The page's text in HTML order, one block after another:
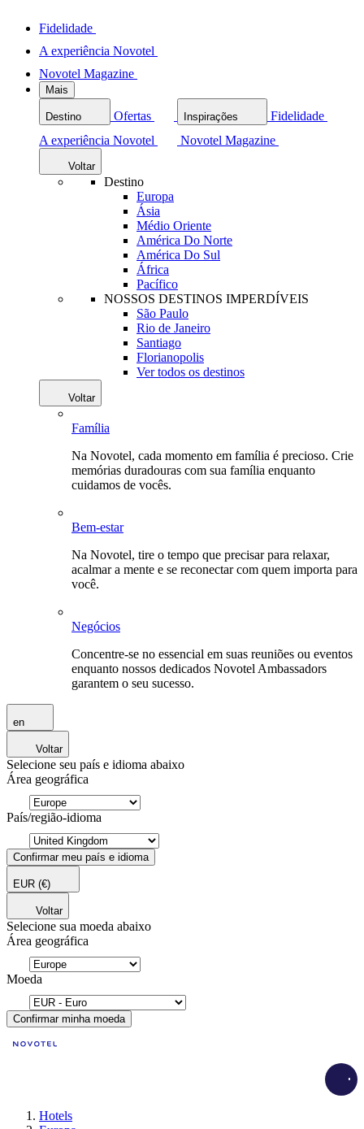
Fidelidade
A experiência Novotel
Novotel Magazine
Mais
Destino Ofertas Inspirações
Fidelidade
A experiência Novotel
Novotel Magazine
Voltar
Destino
Europa
Ásia
Médio Oriente
América Do Norte
América Do Sul
África
Pacífico
NOSSOS DESTINOS IMPERDÍVEIS
São Paulo
Rio de Janeiro
Santiago
Florianopolis
Ver todos os destinos
Voltar
Família
Na Novotel, cada momento em família é precioso. Crie
memórias duradouras com sua família enquanto
cuidamos de vocês.
Bem-estar
Na Novotel, tire o tempo que precisar para relaxar,
acalmar a mente e se reconectar com quem importa para
você.
Negócios
Concentre-se no essencial em suas reuniões ou eventos
enquanto nossos dedicados Novotel Ambassadors
garantem o seu sucesso.
en
Voltar
Selecione seu país e idioma abaixo
Área geográfica
País/região-idioma
Confirmar meu país e idioma
EUR (€)
Voltar
Selecione sua moeda abaixo
Área geográfica
Moeda
Confirmar minha moeda
Hotels